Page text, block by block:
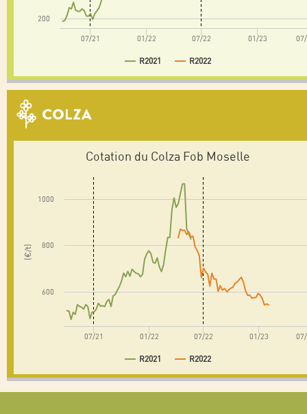
R2021 R2022
07/21 01/22 07/22 01/23
200
COLZA
(€/t)
Cotation du Colza Fob Moselle
R2021 R2022
07/21 01/22 07/22 01/23
600
800
1000